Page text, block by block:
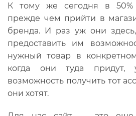
К тому же сегодня в 50%
прежде чем прийти в
бренда. И раз уж они
предоставить им
нужный товар в
когда они туда
возможность получить тот
они хотят.